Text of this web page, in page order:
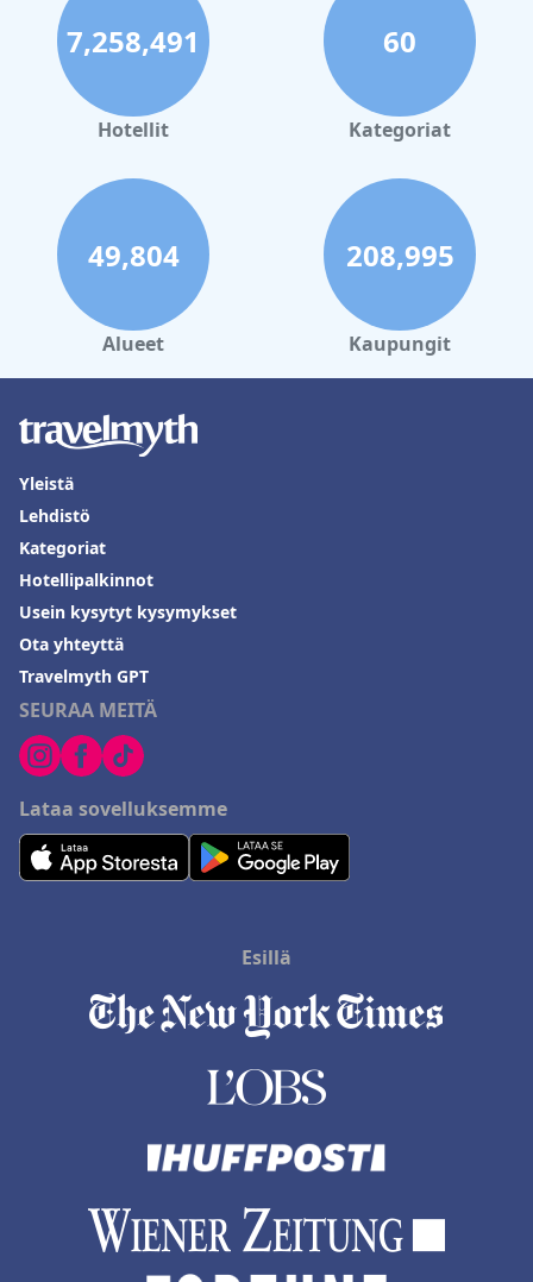
7,258,491
Hotellit
60
Kategoriat
49,804
Alueet
208,995
Kaupungit
SEURAA MEITÄ
Lataa sovelluksemme
Yleistä
Lehdistö
Kategoriat
Hotellipalkinnot
Usein kysytyt kysymykset
Ota yhteyttä
Travelmyth GPT
Esillä